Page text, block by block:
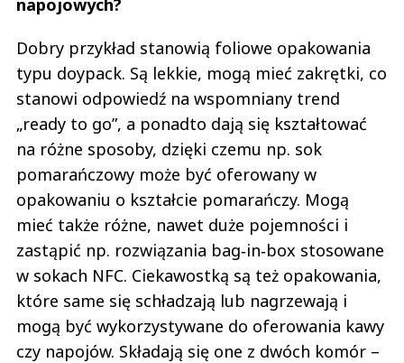
napojowych?
Dobry przykład stanowią foliowe opakowania
typu doypack. Są lekkie, mogą mieć zakrętki, co
stanowi odpowiedź na wspomniany trend
„ready to go”, a ponadto dają się kształtować
na różne sposoby, dzięki czemu np. sok
pomarańczowy może być oferowany w
opakowaniu o kształcie pomarańczy. Mogą
mieć także różne, nawet duże pojemności i
zastąpić np. rozwiązania bag‑in‑box stosowane
w sokach NFC. Ciekawostką są też opakowania,
które same się schładzają lub nagrzewają i
mogą być wykorzystywane do oferowania kawy
czy napojów. Składają się one z dwóch komór –